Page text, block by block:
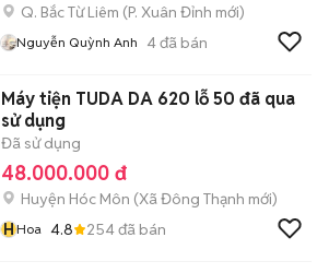
Q. Bắc Từ Liêm (P. Xuân Đỉnh mới)
Nguyễn Quỳnh Anh 4đã bán
Máy tiện TUDA DA 620 lỗ 50 đã qua
sử dụng
Đã sử dụng
48.000.000 đ
Huyện Hóc Môn (Xã Đông Thạnh mới)
HHoa 4.8 254đã bán